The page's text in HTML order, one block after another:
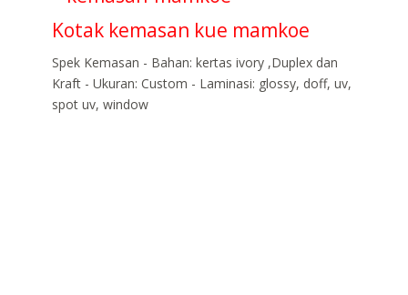
Kotak kemasan kue mamkoe
Spek Kemasan - Bahan: kertas ivory ,Duplex dan
Kraft - Ukuran: Custom - Laminasi: glossy, doff, uv,
spot uv, window